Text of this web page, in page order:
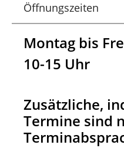
Öffnungszeiten
Montag bis
10-15 Uhr
Zusätzliche,
Termine sind